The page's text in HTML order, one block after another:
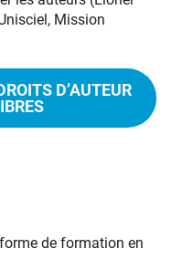
Mission
D’AUTEUR
de formation en